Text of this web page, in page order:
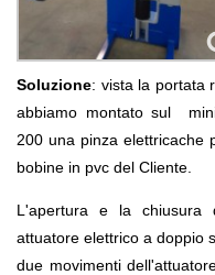
Soluzione: vista la portata
abbiamo montato sul
200 una pinza elettricache
bobine in pvc del Cliente.
L'apertura e la chiusura
attuatore elettrico a doppio
due movimenti